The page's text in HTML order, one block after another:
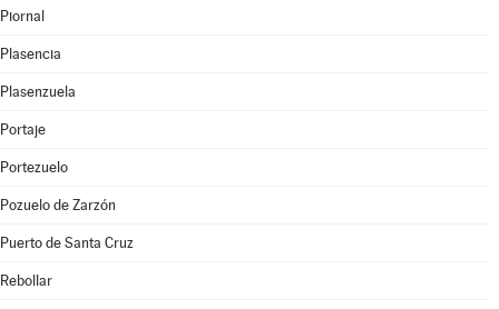
Piornal
Plasencia
Plasenzuela
Portaje
Portezuelo
Pozuelo de Zarzón
Puerto de Santa Cruz
Rebollar